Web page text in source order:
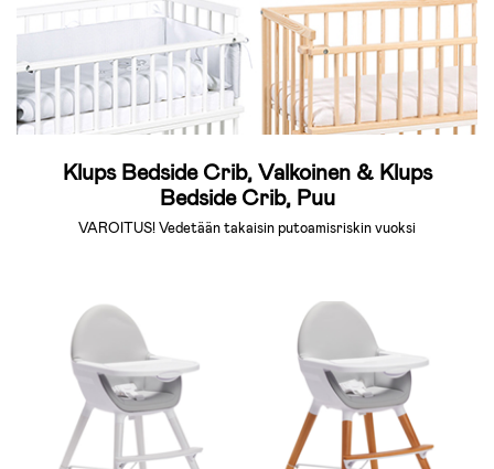
Klups Bedside Crib, Valkoinen & Klups
Bedside Crib, Puu
VAROITUS! Vedetään takaisin putoamisriskin vuoksi